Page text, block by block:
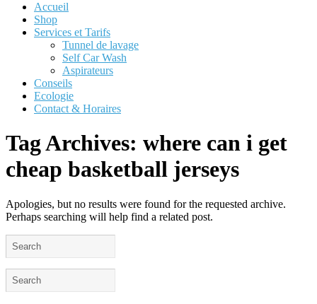
Accueil
Shop
Services et Tarifs
Tunnel de lavage
Self Car Wash
Aspirateurs
Conseils
Ecologie
Contact & Horaires
Tag Archives: where can i get
cheap basketball jerseys
Apologies, but no results were found for the requested archive.
Perhaps searching will help find a related post.